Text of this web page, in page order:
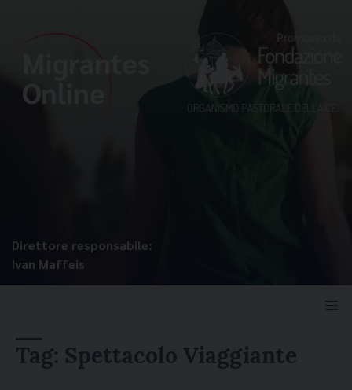
Direttore responsabile:
Ivan Maffeis
Tag: Spettacolo Viaggiante